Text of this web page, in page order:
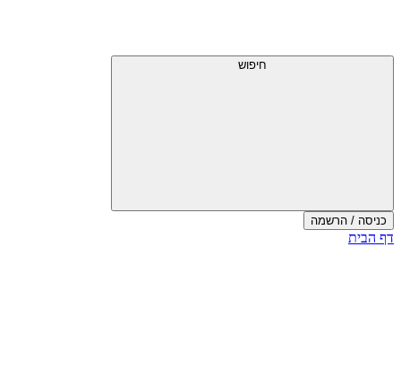
חיפוש
כניסה / הרשמה
דף הבית